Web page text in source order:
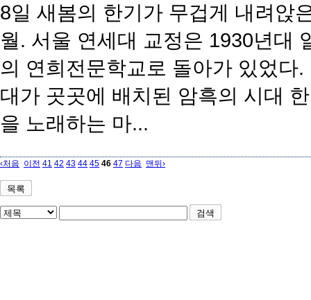
8일 새봄의 한기가 무겁게 내려앉
월. 서울 연세대 교정은 1930년대
의 연희전문학교로 돌아가 있었다.
대가 곳곳에 배치된 암흑의 시대
을 노래하는 마...
‹처음 이전 41 42 43 44 45 46 47 다음 맨뒤›